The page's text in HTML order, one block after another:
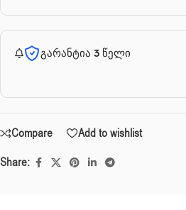
გარანტია 3 წელი
Compare
Add to wishlist
Share: